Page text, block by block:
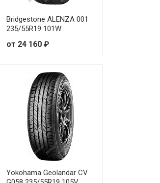
Bridgestone ALENZA 001
235/55R19 101W
от 24 160 ₽
Yokohama Geolandar CV